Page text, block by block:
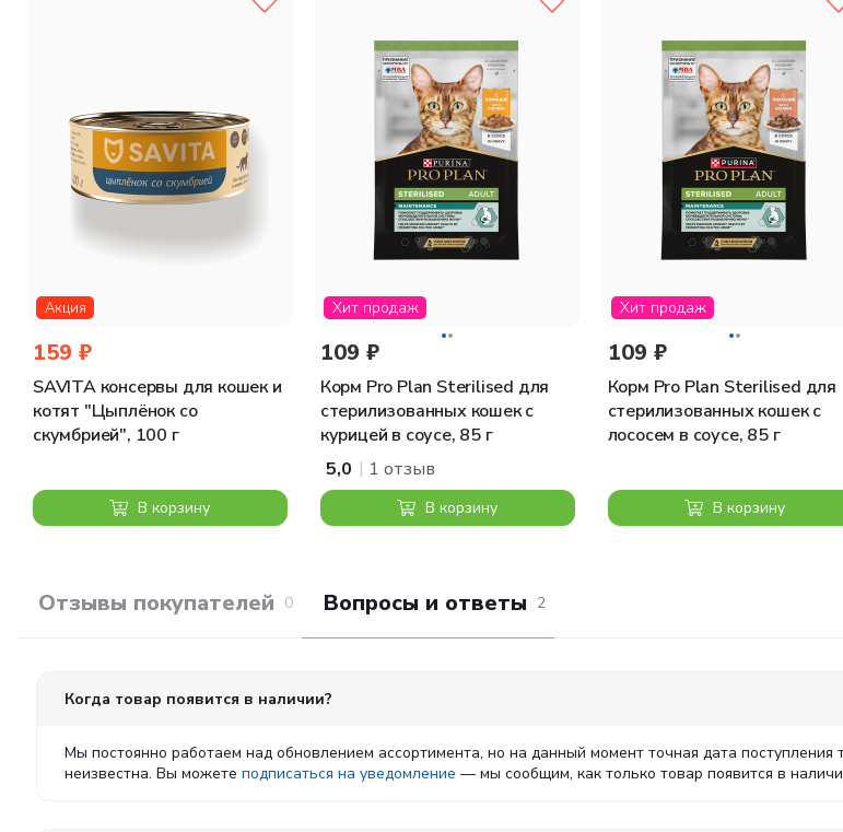
Акция
159 ₽
SAVITA консервы для кошек и
котят "Цыплёнок со
скумбрией", 100 г
В корзину
Хит продаж
109 ₽
Корм Pro Plan Sterilised для
стерилизованных кошек с
курицей в соусе, 85 г
5,0 | 1 отзыв
В корзину
Хит продаж
109 ₽
Корм Pro Plan Sterilised для
стерилизованных кошек с
лососем в соусе, 85 г
В корзину
Отзывы покупателей 0 Вопросы и ответы 2
Когда товар появится в наличии?
Мы постоянно работаем над обновлением ассортимента, но на данный момент точная дата поступления
неизвестна. Вы можете подписаться на уведомление — мы сообщим, как только товар появится в